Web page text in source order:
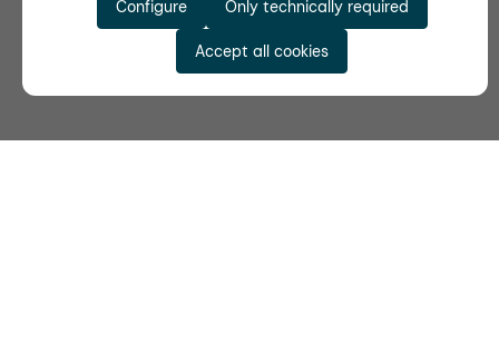
Only technically required
Configure
Accept all cookies